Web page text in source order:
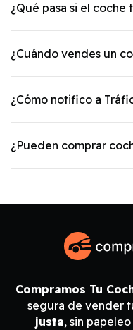
¿Qué pasa si el coche
¿Cuándo vendes un
¿Cómo notifico a
¿Pueden comprar
Compramos Tu
segura de vender
justa, sin